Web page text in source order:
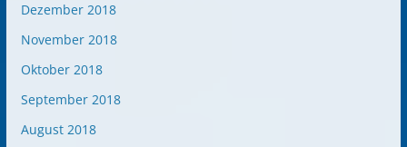
Dezember 2018
November 2018
Oktober 2018
September 2018
August 2018